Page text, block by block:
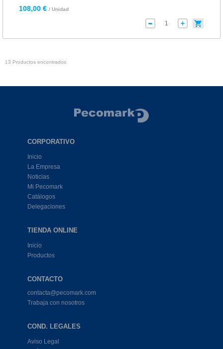
108,00 € / Unidad
13 Productos encontrados
CORPORATIVO
Inicio
La Empresa
Noticias
Mi Pecomark
Catálogos
Delegaciones
TIENDA ONLINE
Inicio
Productos
CONTACTO
contacta@pecomark.com
Trabaja con nosotros
COND. LEGALES
Aviso Legal